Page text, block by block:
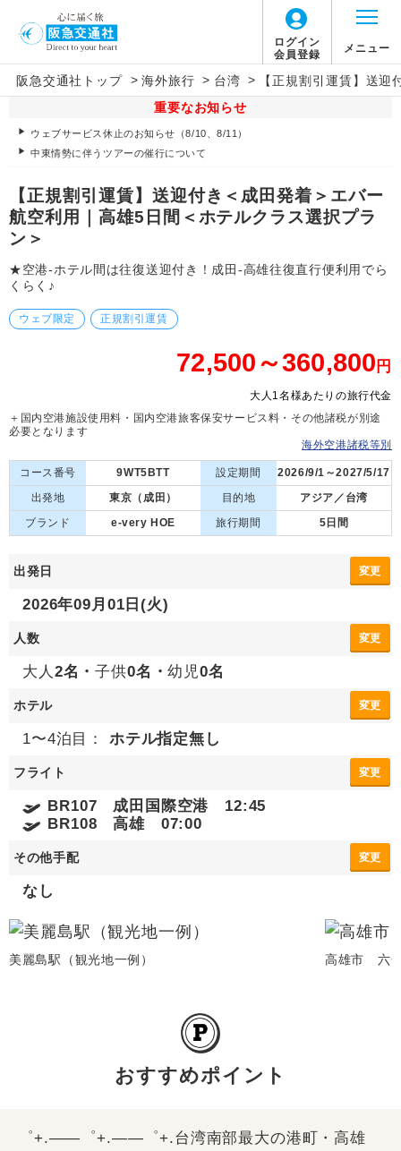
ログイン
会員登録
メニュー
阪急交通社トップ > 海外旅行 > 台湾 >
【正規割引運賃】送
重要なお知らせ
ウェブサービス休止のお知らせ（8/10、8/11）
中東情勢に伴うツアーの催行について
【正規割引運賃】送迎付き＜成田発着＞エバー
航空利用｜高雄5日間＜ホテルクラス選択プラ
ン＞
★空港-ホテル間は往復送迎付き！成田-高雄往復直行便利用でら
くらく♪
ウェブ限定 正規割引運賃
72,500～360,800 円
大人1名様あたりの旅行代金
＋国内空港施設使用料・国内空港旅客保安サービス料・その他諸税が別途
必要となります
海外空港諸税等別
コース番号 9WT5BTT 設定期間
2026/9/1～2027/5/17
出発地
東京（成田） 目的地
アジア／台湾
ブランド
e-very HOE 旅行期間 5日間
出発日 変更
2026年09月01日(火)
人数 変更
大人 2名・子供0名・幼児0名
ホテル 変更
1〜4泊目： ホテル指定無し
フライト 変更
BR107 成田国際空港 12:45
BR108 高雄 07:00
その他手配 変更
なし
美麗島駅（観光地一例） 高雄市 六
おすすめポイント
゜+.――゜+.――゜+.台湾南部最大の港町・高雄